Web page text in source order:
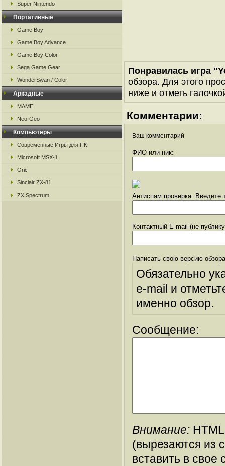
Super Nintendo
Портативные
Game Boy
Game Boy Advance
Game Boy Color
Sega Game Gear
WonderSwan / Color
Аркадные
MAME
Neo-Geo
Компьютеры
Современные Игры для ПК
Microsoft MSX-1
Oric
Sinclair ZX-81
ZX Spectrum
Понравилась игра
обзора. Для этого
ниже и отметь
Комментарии:
Ваш комментарий
ФИО или ник:
Антиспам проверка: Введите
Контактный E-mail (не
Написать свою версию
Обязательно
e-mail и
именно обзор.
Сообщение:
Внимание:
(вырезаются из
вставить в